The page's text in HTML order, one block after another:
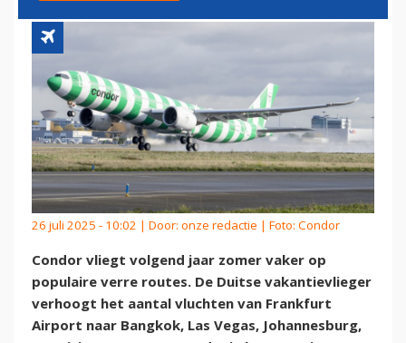
26 juli 2025 - 10:02 | Door: onze redactie | Foto: Condor
Condor vliegt volgend jaar zomer vaker op
populaire verre routes. De Duitse vakantievlieger
verhoogt het aantal vluchten van Frankfurt
Airport naar Bangkok, Las Vegas, Johannesburg,